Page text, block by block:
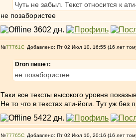
Чуть не забыл. Текст относится к
не позабористее
№77761 Добавлено: Пт 02 Июл 10, 16:55 (16 лет
Dron пишет:
не позабористее
Таки все тексты высокого уровня
Не то что в текстах ати-йоги. Тут уж
№77765 Добавлено: Пт 02 Июл 10, 20:16 (16 лет